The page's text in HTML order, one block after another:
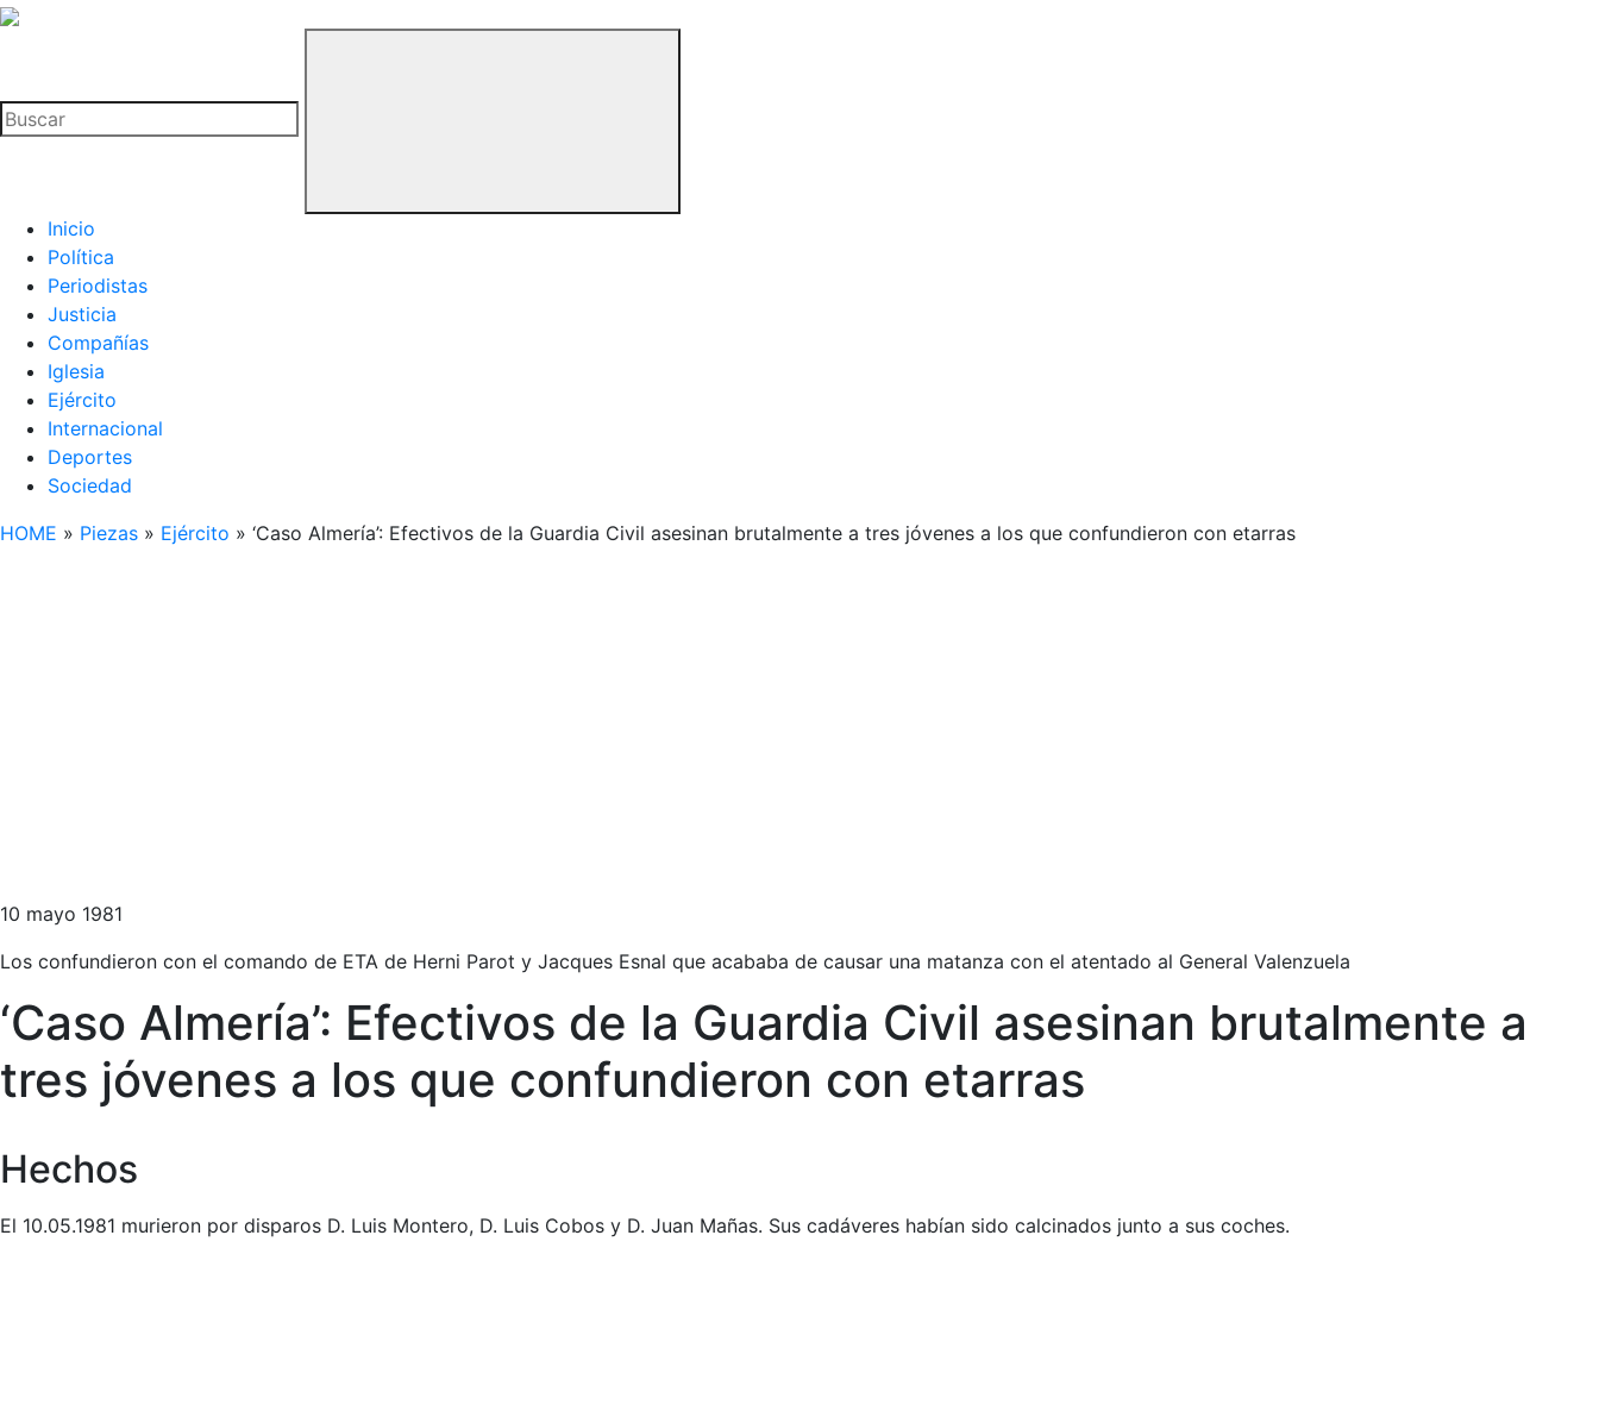
La
Buitre
Inicio
Política
Periodistas
Justicia
Compañías
Iglesia
Ejército
Internacional
Deportes
Sociedad
HOME » Piezas » Ejército » ‘Caso Almería’: Efectivos de la Guardia Civil asesinan brutalmente a tres jóvenes a los que confundieron con etarras
10 mayo 1981
Los confundieron con el comando de ETA de Herni Parot y Jacques Esnal que acababa de causar una matanza con el atentado al General Valenzuela
‘Caso Almería’: Efectivos de la Guardia Civil asesinan brutalmente a
tres jóvenes a los que confundieron con etarras
Hechos
El 10.05.1981 murieron por disparos D. Luis Montero, D. Luis Cobos y D. Juan Mañas. Sus cadáveres habían sido calcinados junto a sus coches.